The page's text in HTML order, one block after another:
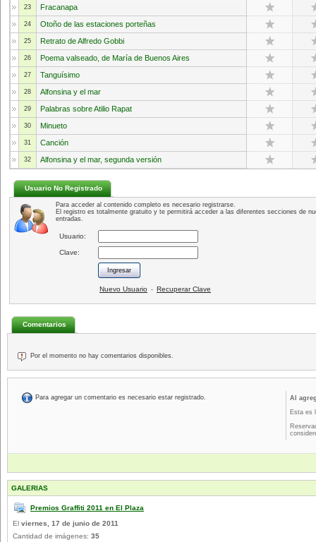
23 Fracanapa
24 Otoño de las estaciones porteñas
25 Retrato de Alfredo Gobbi
26 Poema valseado, de María de Buenos Aires
27 Tanguísimo
28 Alfonsina y el mar
29 Palabras sobre Atilio Rapat
30 Minueto
31 Canción
32 Alfonsina y el mar, segunda versión
Usuario No Registrado
Para acceder al contenido completo es necesario registrarse.
El registro es totalmente gratuito y te permitirá acceder a las diferentes secciones de
entradas.
Usuario:
Clave:
Nuevo Usuario - Recuperar Clave
Comentarios
Por el momento no hay comentarios disponibles.
Para agregar un comentario es necesario estar registrado.
Al
Esta es
GALERIAS
Premios Graffiti 2011 en El Plaza
El viernes, 17 de junio de 2011
Cantidad de imágenes: 35